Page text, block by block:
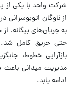
شرکت واحد با یکی از
از ناوگان اتوبوسرانی
به جریان‌های بیگانه،
حتی حریق کامل شد.
بازآرایی خطوط،
مدیریت میدانی باعث
ادامه یابد.